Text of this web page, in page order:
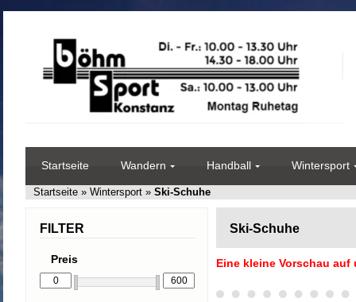
Startseite Wandern Handball Wintersport
Startseite » Wintersport » Ski-Schuhe
Ski-Schuhe
Eine kleine Vorschau auf
FILTER
Preis